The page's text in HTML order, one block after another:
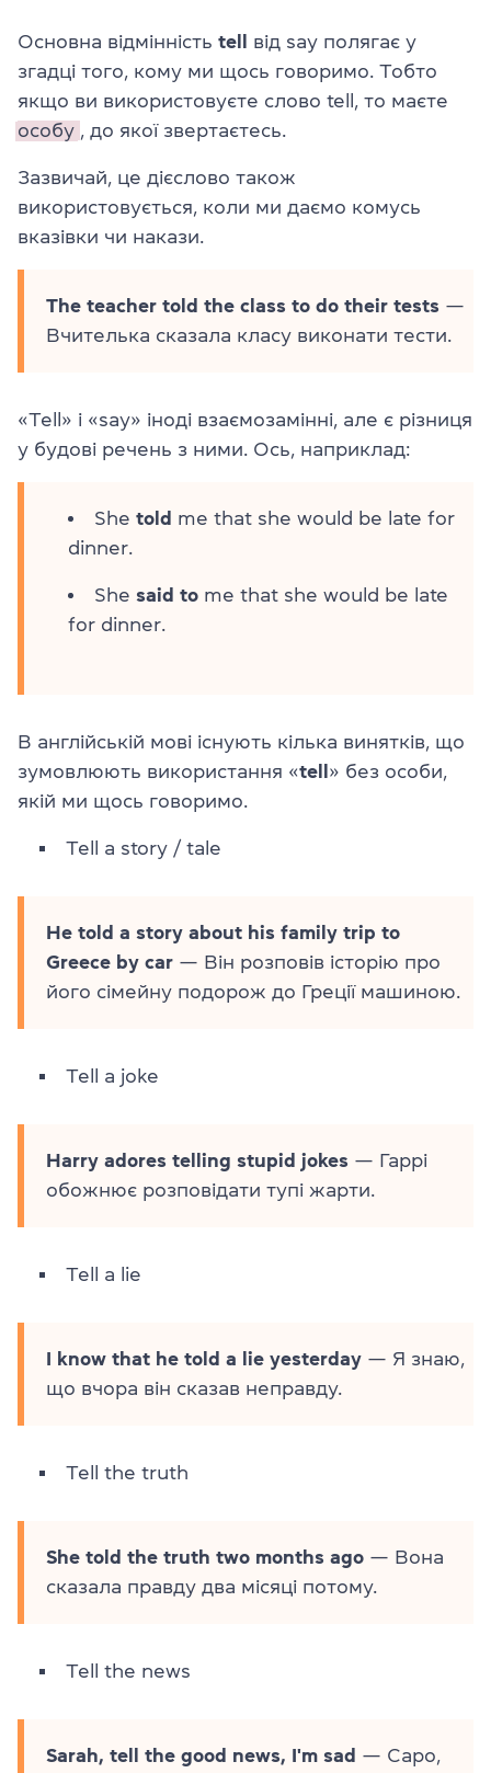
Основна відмінність tell
від say полягає у
згадці того, кому ми щось говоримо. Тобто
якщо ви використовуєте слово tell, то маєте
особу , до якої звертаєтесь.
Зазвичай, це дієслово також
використовується, коли ми даємо комусь
вказівки чи накази.
The teacher told the class to do their tests —
Вчителька сказала класу виконати тести.
«Tell» і «say» іноді взаємозамінні, але є різниця
у будові речень з ними. Ось, наприклад:
She told me that she would be late for
dinner.
She said to me that she would be late
for dinner.
В англійській мові існують кілька винятків, що
зумовлюють використання «tell » без особи,
якій ми щось говоримо.
Tell a story / tale
He told a story about his family trip to
Greece by car — Він розповів історію про
його сімейну подорож до Греції машиною.
Tell a joke
Harry adores telling stupid jokes — Гаррі
обожнює розповідати тупі жарти.
Tell a lie
I know that he told a lie yesterday — Я знаю,
що вчора він сказав неправду.
Tell the truth
She told the truth two months ago — Вона
сказала правду два місяці потому.
Tell the news
Sarah, tell the good news, I'm sad — Саро,